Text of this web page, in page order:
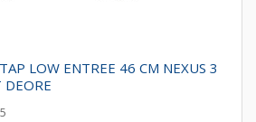
LOW ENTREE 46 CM NEXUS 3
DEORE